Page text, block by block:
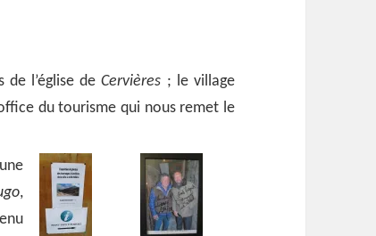
de l’église deCervières ; le village
du tourisme qui nous remet le
,